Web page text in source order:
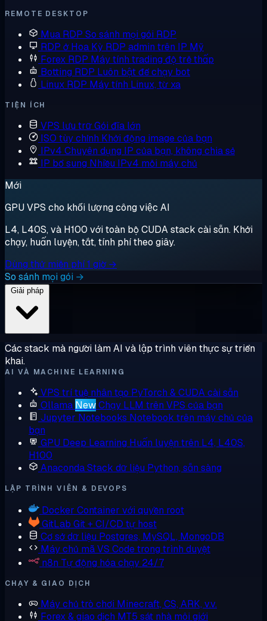
REMOTE DESKTOP
Mua RDP So sánh mọi gói RDP
RDP ở Hoa Kỳ RDP admin trên IP Mỹ
Forex RDP Máy tính trading độ trễ thấp
Botting RDP Luôn bật để chạy bot
Linux RDP Máy tính Linux, từ xa
TIỆN ÍCH
VPS lưu trữGói đĩa lớn
ISO tùy chỉnh Khởi động image của bạn
IPv4 Chuyên dụng IP của bạn, không chia sẻ
IP bổ sung Nhiều IPv4 mỗi máy chủ
Mới
GPU VPS cho khối lượng công việc AI
L4, L40S, và H100 với toàn bộ CUDA stack cài sẵn. Khởi
chạy, huấn luyện, tắt, tính phí theo giây.
Dùng thử miễn phí 1 giờ →
So sánh mọi gói →
Các stack mà người làm AI và lập trình viên thực sự triển
khai.
AI VÀ MACHINE LEARNING
VPS trí tuệ nhân tạo PyTorch & CUDA cài sẵn
Ollama NewChạy LLM trên VPS của bạn
Jupyter Notebooks Notebook trên máy chủ của
bạn
GPU Deep Learning Huấn luyện trên L4, L40S,
H100
AnacondaStack dữ liệu Python, sẵn sàng
LẬP TRÌNH VIÊN & DEVOPS
Docker Container với quyền root
GitLab Git + CI/CD tự host
Cơ sở dữ liệu Postgres, MySQL, MongoDB
Máy chủ mãVS Code trong trình duyệt
n8n Tự động hóa chạy 24/7
CHẠY & GIAO DỊCH
Máy chủ trò chơi Minecraft, CS, ARK, v.v.
Forex & giao dịch MT5 sát nhà môi giới